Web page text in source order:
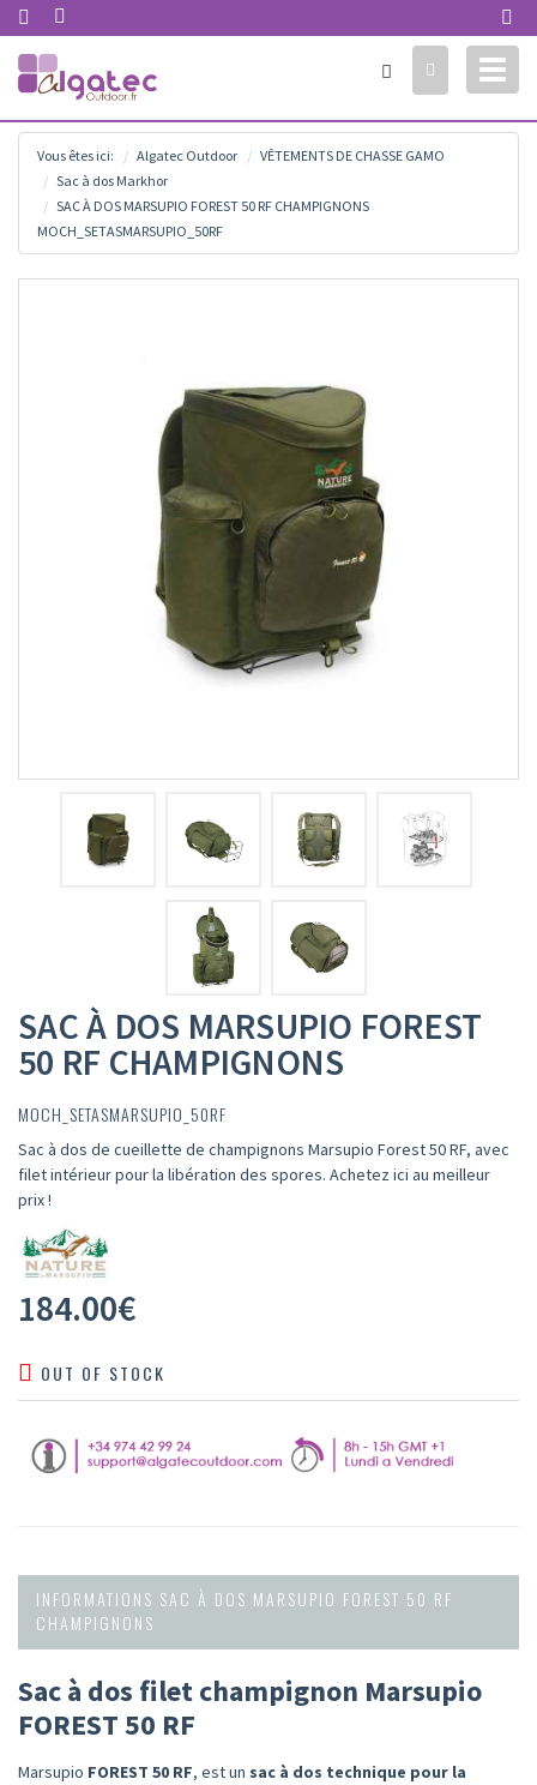
Vous êtes ici: Algatec Outdoor
VÊTEMENTS DE CHASSE GAMO
Sac à dos Markhor
SAC À DOS MARSUPIO FOREST 50 RF CHAMPIGNONS
MOCH_SETASMARSUPIO_50RF
SAC À DOS MARSUPIO FOREST
50 RF CHAMPIGNONS
MOCH_SETASMARSUPIO_50RF
Sac à dos de cueillette de champignons Marsupio Forest 50 RF, avec
filet intérieur pour la libération des spores. Achetez ici au meilleur
prix !
184.00€
OUT OF STOCK
INFORMATIONS SAC À DOS MARSUPIO FOREST 50 RF
CHAMPIGNONS
Sac à dos filet champignon Marsupio
FOREST 50 RF
Marsupio FOREST 50 RF, est un sac à dos technique pour la